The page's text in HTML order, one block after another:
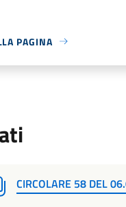
PAGINA
CIRCOLARE 58 DEL